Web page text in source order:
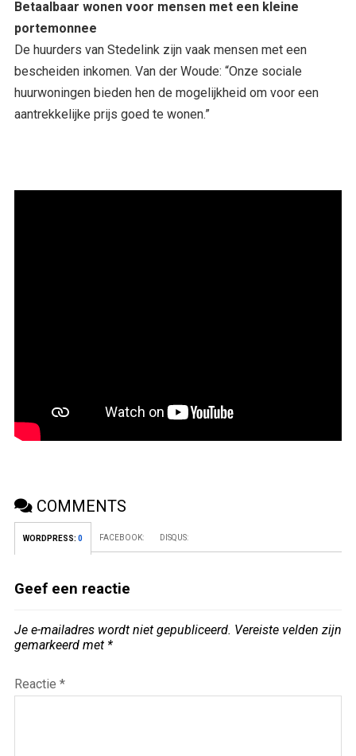
Betaalbaar wonen voor mensen met een kleine
portemonnee
De huurders van Stedelink zijn vaak mensen met een
bescheiden inkomen. Van der Woude: “Onze sociale
huurwoningen bieden hen de mogelijkheid om voor een
aantrekkelijke prijs goed te wonen.”
COMMENTS
WORDPRESS: 0 FACEBOOK: DISQUS:
Geef een reactie
Je e-mailadres wordt niet gepubliceerd. Vereiste velden zijn
gemarkeerd met *
Reactie *